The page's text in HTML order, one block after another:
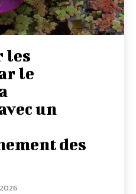
les
le
un
des